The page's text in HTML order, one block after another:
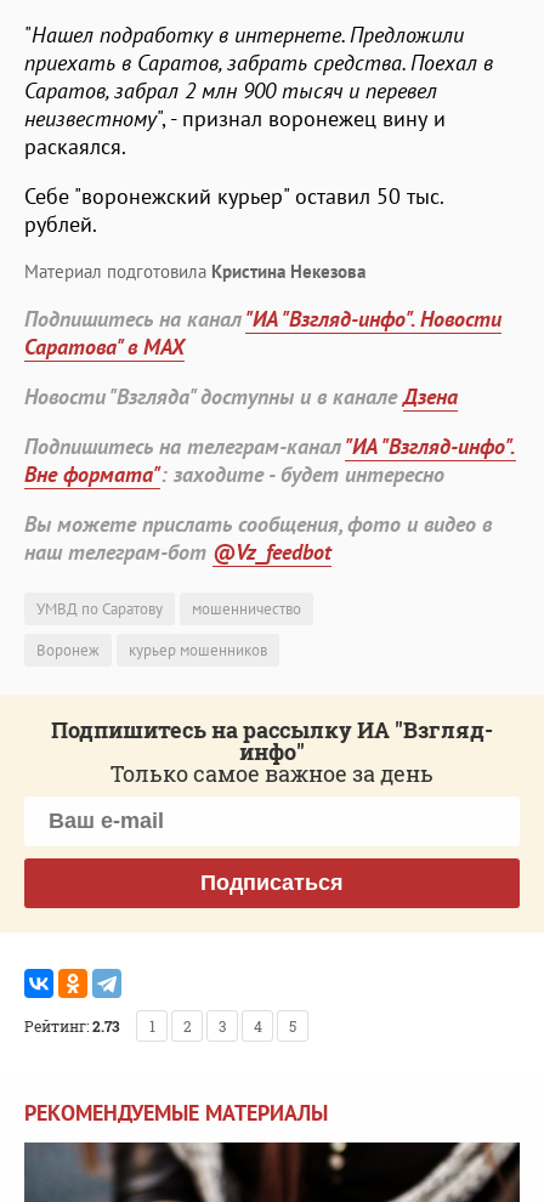
"Нашел подработку в интернете. Предложили
приехать в Саратов, забрать средства. Поехал в
Саратов, забрал 2 млн 900 тысяч и перевел
неизвестному", - признал воронежец вину и
раскаялся.
Себе "воронежский курьер" оставил 50 тыс.
рублей.
Материал подготовила Кристина Некезова
Подпишитесь на канал"ИА "Взгляд-инфо". Новости
Саратова" в MAX
Новости "Взгляда" доступны и в каналеДзена
Подпишитесь на телеграм-канал"ИА "Взгляд-инфо".
Вне формата": заходите - будет интересно
Вы можете прислать сообщения, фото и видео в
наш телеграм-бот @Vz_feedbot
УМВД по Саратову
мошенничество
Воронеж
курьер мошенников
Подпишитесь на рассылку ИА "Взгляд-
инфо"
Только самое важное за день
Подписаться
Рейтинг:2.73 1 2 3 4 5
РЕКОМЕНДУЕМЫЕ МАТЕРИАЛЫ